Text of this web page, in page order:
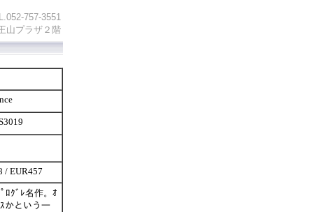
757-3551
山プラザ２階
/ EUR457
ﾛｸﾞﾚ名作。ｵ
かという一